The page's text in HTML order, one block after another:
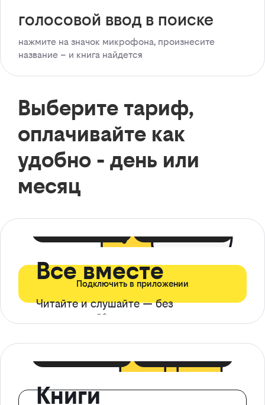
голосовой ввод в поиске
нажмите на значок микрофона, произнесите
название – и книга найдется
Выберите тариф,
оплачивайте как
удобно - день или
месяц
Все вместе
Читайте и слушайте — без
ограничений*
Подключить в приложении
Книги